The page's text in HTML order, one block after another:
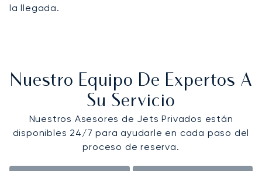
la llegada.
Nuestro Equipo De Expertos A
Su Servicio
Nuestros Asesores de Jets Privados están
disponibles 24/7 para ayudarle en cada paso del
proceso de reserva.